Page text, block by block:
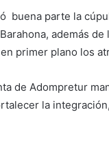
buena parte la
además
primer plano los
de Adompretur
la